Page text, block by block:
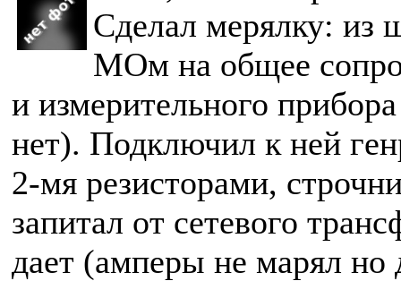
Сделал мерялку:
МОм на общее
и измерительного
нет). Подключил к ней
2-мя резисторами,
запитал от сетевого
дает (амперы не марял но